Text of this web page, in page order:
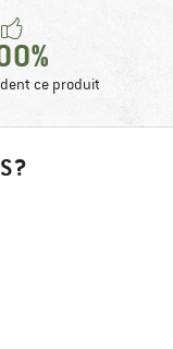
ce produit
?